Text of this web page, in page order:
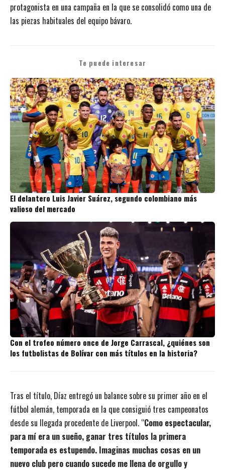
protagonista en una campaña en la que se consolidó como una de
las piezas habituales del equipo bávaro.
Te puede interesar
El delantero Luis Javier Suárez, segundo colombiano más
valioso del mercado
Con el trofeo número once de Jorge Carrascal, ¿quiénes son
los futbolistas de Bolívar con más títulos en la historia?
Tras el título, Díaz entregó un balance sobre su primer año en el
fútbol alemán, temporada en la que consiguió tres campeonatos
desde su llegada procedente de Liverpool. “Como espectacular,
para mí era un sueño, ganar tres títulos la primera
temporada es estupendo. Imaginas muchas cosas en un
nuevo club pero cuando sucede me llena de orgullo y